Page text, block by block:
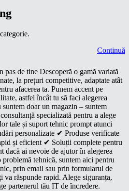
Continuă
de tine Descoperă o gamă variată
la prețuri competitive, adaptate atât
afacerea ta. Punem accent pe
astfel încât tu să faci alegerea
doar un magazin – suntem
specializată pentru a alege
tale și suport tehnic prompt atunci
personalizate ✔ Produse verificate
și eficient ✔ Soluții complete pentru
dacă ai nevoie de ajutor în alegerea
tehnică, suntem aici pentru
prin email sau prin formularul de
va răspunde rapid. Alege siguranța,
partenerul tău IT de încredere.